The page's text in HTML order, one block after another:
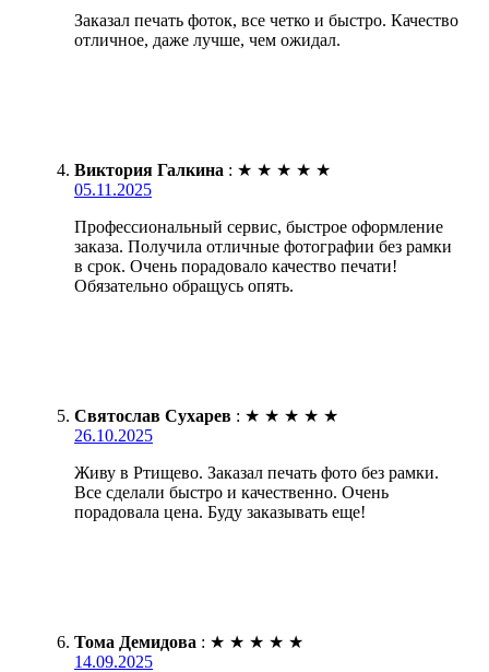
Заказал печать фоток, все четко и быстро. Качество
отличное, даже лучше, чем ожидал.
Виктория Галкина : ★ ★ ★ ★ ★
05.11.2025
Профессиональный сервис, быстрое оформление
заказа. Получила отличные фотографии без рамки
в срок. Очень порадовало качество печати!
Обязательно обращусь опять.
Святослав Сухарев : ★ ★ ★ ★ ★
26.10.2025
Живу в Ртищево. Заказал печать фото без рамки.
Все сделали быстро и качественно. Очень
порадовала цена. Буду заказывать еще!
Тома Демидова : ★ ★ ★ ★ ★
14.09.2025